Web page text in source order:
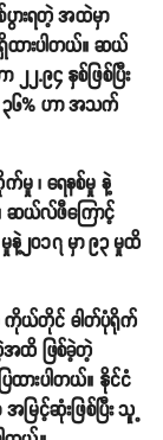
ားရတဲ့ အထဲမှာ
ရှိထားပါတယ်။ ဆယ်
၂.၉၄ နှစ်ဖြစ်ပြီး
၃၆% ဟာ အသက်
၊ ရေနစ်မှု နဲ့
ဆယ်လ်ဖီကြောင့်
နဲ့၂၀၁၇ မှာ ၉၃ မှုထိ
ကိုယ်တိုင် ဓါတ်ပုံရိုက်
ထိ ဖြစ်ခဲ့တဲ့
ားပါတယ်။ နိုင်ငံ
င့်ဆုံးဖြစ်ပြီး သူ့